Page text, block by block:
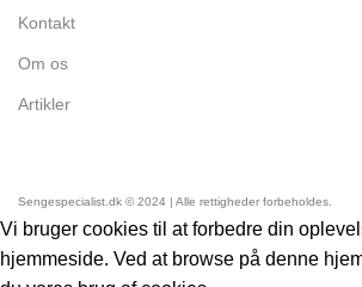
Kontakt
Om os
Artikler
Sengespecialist.dk © 2024 | Alle rettigheder forbeholdes.
Vi bruger cookies til at forbedre din
hjemmeside. Ved at browse på denne